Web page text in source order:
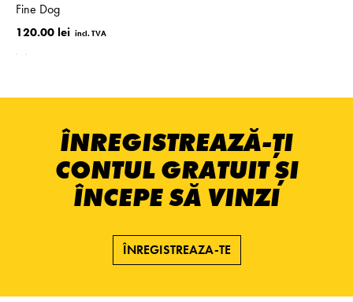
Fine Dog
120.00 lei
ÎNREGISTREAZĂ-ȚI
CONTUL GRATUIT ȘI
ÎNCEPE SĂ VINZI
ÎNREGISTREAZA-TE